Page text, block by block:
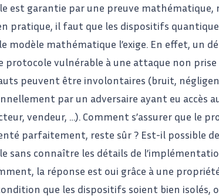
est garantie par une preuve mathématique,
pratique, il faut que les dispositifs
modèle mathématique l’exige. En effet, un
protocole vulnérable à une attaque non
peuvent être involontaires (bruit,
par un adversaire ayant eu accès
vendeur, …). Comment s’assurer que le
parfaitement, reste sûr ? Est-il possible
sans connaître les détails de
la réponse est oui grâce à une
que les dispositifs soient bien